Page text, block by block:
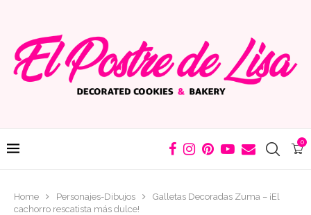
0
Home Personajes-Dibujos
Galletas Decoradas Zuma – ¡El
cachorro rescatista más dulce!